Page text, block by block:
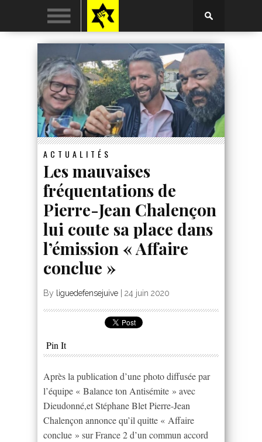
ACTUALITÉS
Les mauvaises
fréquentations de
Pierre-Jean Chalençon
lui coute sa place dans
l’émission « Affaire
conclue »
By liguedefensejuive 24 juin 2020
Pin It
Après la publication d’une photo diffusée par
l’équipe « Balance ton Antisémite » avec
Dieudonné,et Stéphane Blet Pierre-Jean
Chalençon annonce qu’il quitte « Affaire
conclue » sur France 2 d’un commun accord